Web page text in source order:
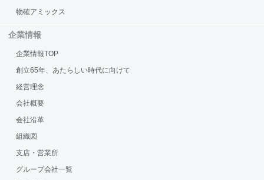
物確アミックス
企業情報
企業情報TOP
創立65年、あたらしい時代に向けて
経営理念
会社概要
会社沿革
組織図
支店・営業所
グループ会社一覧